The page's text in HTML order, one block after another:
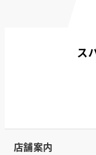
ス
店舗案内